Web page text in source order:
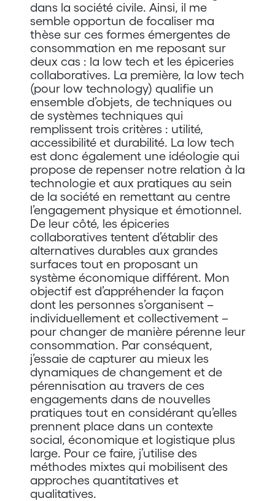
dans la société civile. Ainsi, il me
semble opportun de focaliser ma
thèse sur ces formes émergentes de
consommation en me reposant sur
deux cas : la low tech et les épiceries
collaboratives. La première, la low tech
(pour low technology) qualifie un
ensemble d’objets, de techniques ou
de systèmes techniques qui
remplissent trois critères : utilité,
accessibilité et durabilité. La low tech
est donc également une idéologie qui
propose de repenser notre relation à la
technologie et aux pratiques au sein
de la société en remettant au centre
l’engagement physique et émotionnel.
De leur côté, les épiceries
collaboratives tentent d’établir des
alternatives durables aux grandes
surfaces tout en proposant un
système économique différent. Mon
objectif est d’appréhender la façon
dont les personnes s’organisent –
individuellement et collectivement –
pour changer de manière pérenne leur
consommation. Par conséquent,
j’essaie de capturer au mieux les
dynamiques de changement et de
pérennisation au travers de ces
engagements dans de nouvelles
pratiques tout en considérant qu’elles
prennent place dans un contexte
social, économique et logistique plus
large. Pour ce faire, j’utilise des
méthodes mixtes qui mobilisent des
approches quantitatives et
qualitatives.